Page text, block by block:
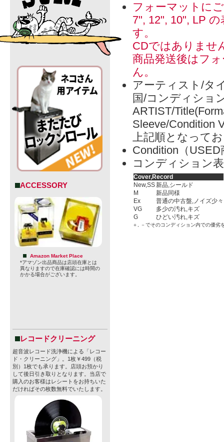
ACCESSORY
Amazon Market Place
*アマゾン出品商品は店頭在庫とは
異なりますので在庫確認には時間の
かかる場合がございます。
レコードクリーニング
超音波レコード洗浄機による「レコー
ド・クリーニング」。1枚￥499（税
別）1枚でも承ります。店頭お預かり
して後日引き取りとなります。当店で
購入のお客様はレシートをお持ちいた
だければその枚数無料でいたします。
フォーマットに
7", 12", 10", LP
す。
CDではありませ
商品発送後はフ
ん。
アーティスト/タ
国/コンディショ
ARTIST/
Sleeve/Condition
上記順となって
Condition（
コンディション
Cover,Record
New,SS新品,シールド
M
新品同様
Ex
普通の中古盤,ノイズ少々
VG
多少の汚れ,キズ
G
ひどい汚れ,キズ
＋, －でそのコンディション内での優劣